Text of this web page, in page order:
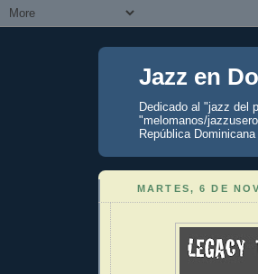
Jazz en
Dedicado al "jazz del
"melomanos/
República
MARTES, 6 DE